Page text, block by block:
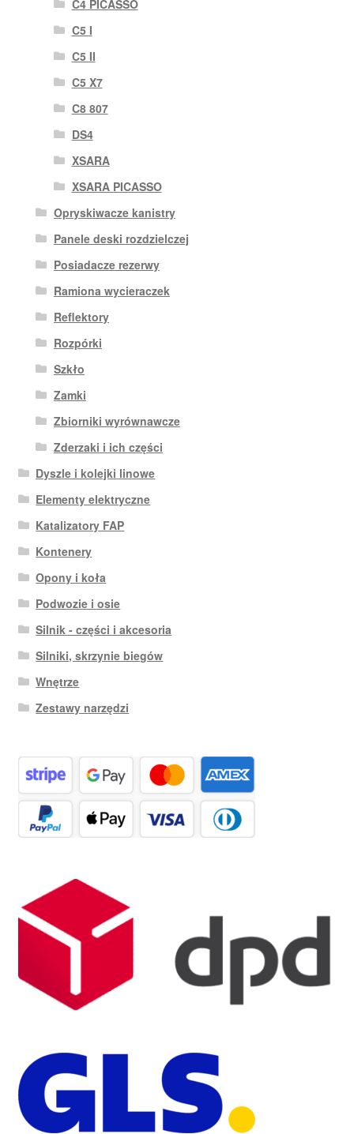
C4 PICASSO
C5 I
C5 II
C5 X7
C8 807
DS4
XSARA
XSARA PICASSO
Opryskiwacze kanistry
Panele deski rozdzielczej
Posiadacze rezerwy
Ramiona wycieraczek
Reflektory
Rozpórki
Szkło
Zamki
Zbiorniki wyrównawcze
Zderzaki i ich części
Dyszle i kolejki linowe
Elementy elektryczne
Katalizatory FAP
Kontenery
Opony i koła
Podwozie i osie
Silnik - części i akcesoria
Silniki, skrzynie biegów
Wnętrze
Zestawy narzędzi